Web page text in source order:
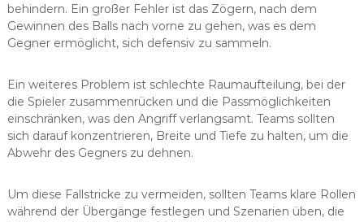
behindern. Ein großer Fehler ist das Zögern, nach dem
Gewinnen des Balls nach vorne zu gehen, was es dem
Gegner ermöglicht, sich defensiv zu sammeln.
Ein weiteres Problem ist schlechte Raumaufteilung, bei der
die Spieler zusammenrücken und die Passmöglichkeiten
einschränken, was den Angriff verlangsamt. Teams sollten
sich darauf konzentrieren, Breite und Tiefe zu halten, um die
Abwehr des Gegners zu dehnen.
Um diese Fallstricke zu vermeiden, sollten Teams klare Rollen
während der Übergänge festlegen und Szenarien üben, die